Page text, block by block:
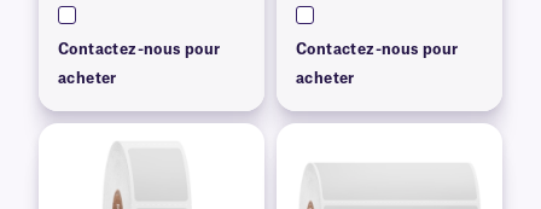
Contactez-nous pour
acheter
Contactez-nous pour
acheter